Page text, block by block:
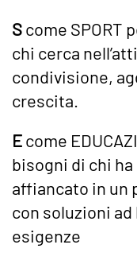
Scome SPORT
chi cerca
condivisione,
crescita.
Ecome
bisogni di chi
affiancato in un
con soluzioni ad
esigenze